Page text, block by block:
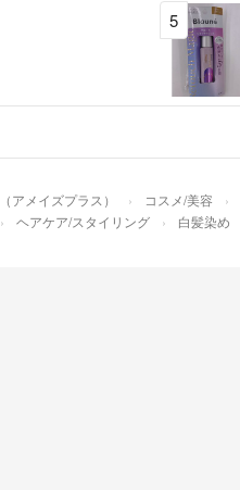
5
アメイズプラス） コスメ/美容
ヘアケア/スタイリング 白髪染め